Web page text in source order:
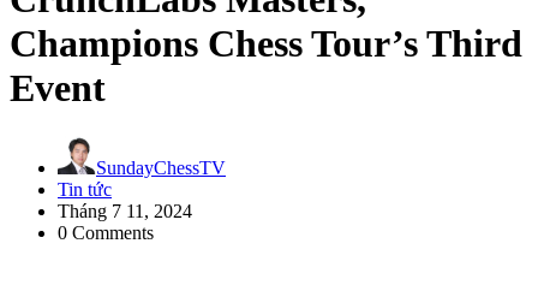
Champions Chess Tour’s Third
Event
SundayChessTV
Tin tức
Tháng 7 11, 2024
0 Comments